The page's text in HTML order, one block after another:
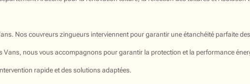
Nos couvreurs zingueurs interviennent pour garantir une étanchéité parfaite
Vans, nous vous accompagnons pour garantir la protection et la performance
rapide et des solutions adaptées.